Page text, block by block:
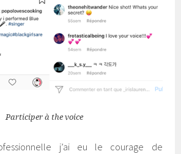
Participer à the voice
j’ai eu le courage de